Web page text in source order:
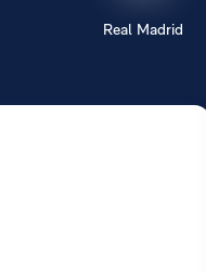
Real Madrid